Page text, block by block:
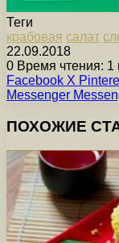
Теги
крабовая салат
22.09.2018
0 Время чтения: 1
Facebook X
Messenger
ПОХОЖИЕ